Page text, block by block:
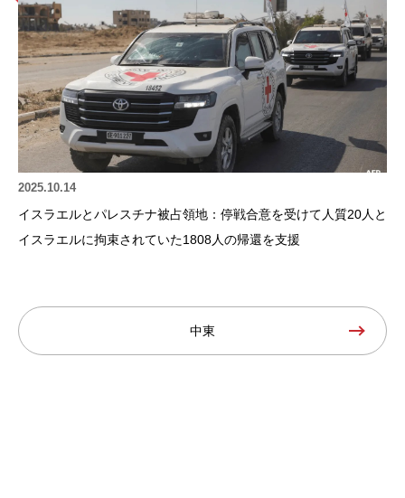
2025.10.14
イスラエルとパレスチナ被占領地：停戦合意を受けて人質20人と
イスラエルに拘束されていた1808人の帰還を支援
中東